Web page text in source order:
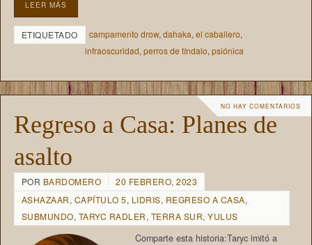
LEER MÁS
ETIQUETADO campamento drow, dahaka, el caballero,
infraoscuridad, perros de tíndalo, psiónica
NO HAY COMENTARIOS
Regreso a Casa: Planes de
asalto
POR BARDOMERO
20 FEBRERO, 2023
ASHAZAAR, CAPÍTULO 5, LIDRIS, REGRESO A CASA,
SUBMUNDO, TARYC RADLER, TERRA SUR,YULUS
Comparte esta historia:Taryc imitó a